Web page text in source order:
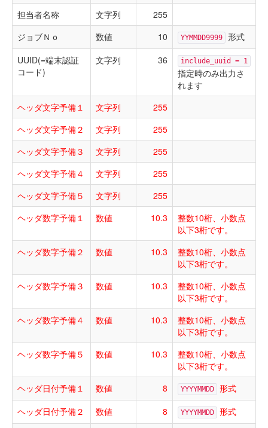
担当者名称 文字列
255
ジョブＮｏ
数値 10 YYMMDD9999
形式
UUID(=端末認証
コード)
文字列 36 include_uuid = 1
指定時のみ出力さ
れます
ヘッダ文字予備１
文字列
255
ヘッダ文字予備２
文字列
255
ヘッダ文字予備３
文字列
255
ヘッダ文字予備４
文字列
255
ヘッダ文字予備５
文字列
255
ヘッダ数字予備１
数値 10.3
整数10桁、小数点
以下3桁です。
ヘッダ数字予備２
数値 10.3
整数10桁、小数点
以下3桁です。
ヘッダ数字予備３
数値 10.3
整数10桁、小数点
以下3桁です。
ヘッダ数字予備４
数値 10.3
整数10桁、小数点
以下3桁です。
ヘッダ数字予備５
数値 10.3
整数10桁、小数点
以下3桁です。
ヘッダ日付予備１
数値 8 YYYYMMDD
形式
ヘッダ日付予備２
数値 8 YYYYMMDD
形式